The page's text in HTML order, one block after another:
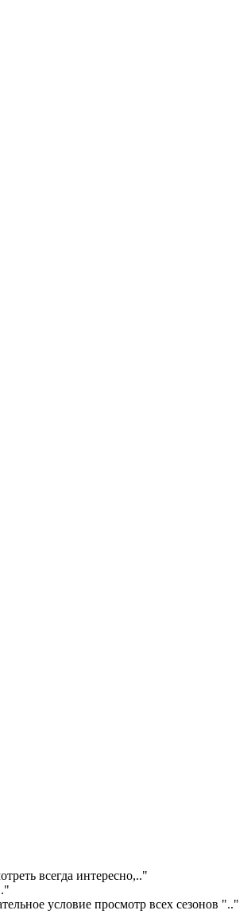
всегда интересно,.."
условие просмотр всех сезонов ".."